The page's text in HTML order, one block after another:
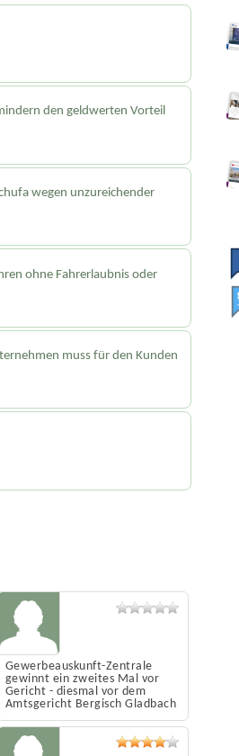
den geldwerten Vorteil
wegen unzureichender
ohne Fahrerlaubnis oder
muss für den Kunden
Gewerbeauskunft-Zentrale
gewinnt ein zweites Mal vor
Gericht - diesmal vor dem
Amtsgericht Bergisch Gladbach